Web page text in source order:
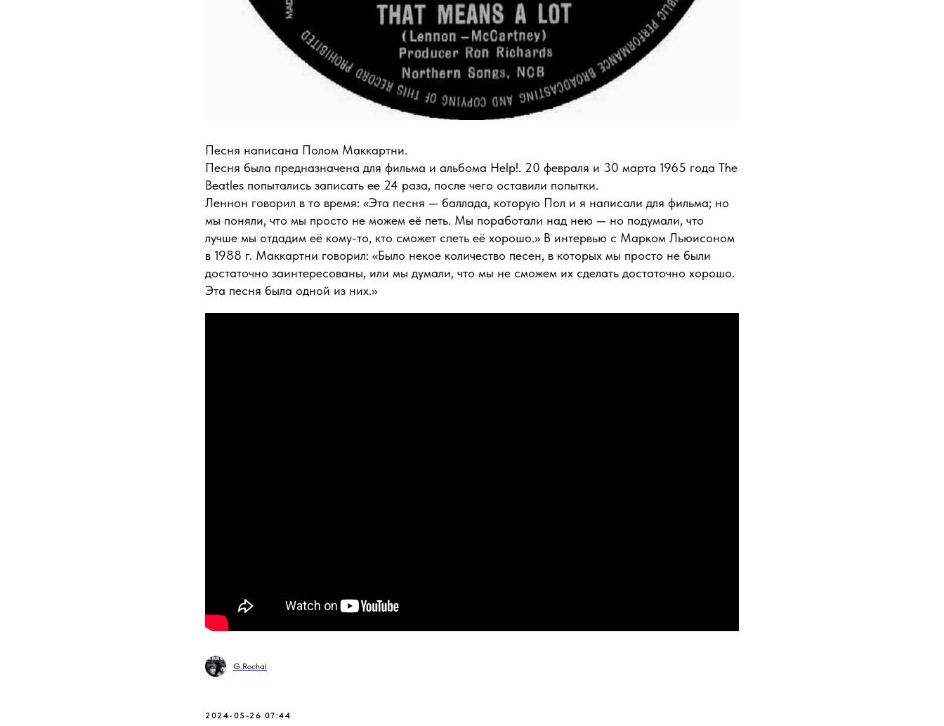
Песня написана Полом Маккартни.
Песня была предназначена для фильма и альбома Help!. 20 февраля и 30 марта 1965 года The
Beatles попытались записать ее 24 раза, после чего оставили попытки.
Леннон говорил в то время: «Эта песня — баллада, которую Пол и я написали для фильма; но
мы поняли, что мы просто не можем её петь. Мы поработали над нею — но подумали, что
лучше мы отдадим её кому-то, кто сможет спеть её хорошо.» В интервью с Марком Льюисоном
в 1988 г. Маккартни говорил: «Было некое количество песен, в которых мы просто не были
достаточно заинтересованы, или мы думали, что мы не сможем их сделать достаточно хорошо.
Эта песня была одной из них.»
G.Rochal
2024-05-26 07:44